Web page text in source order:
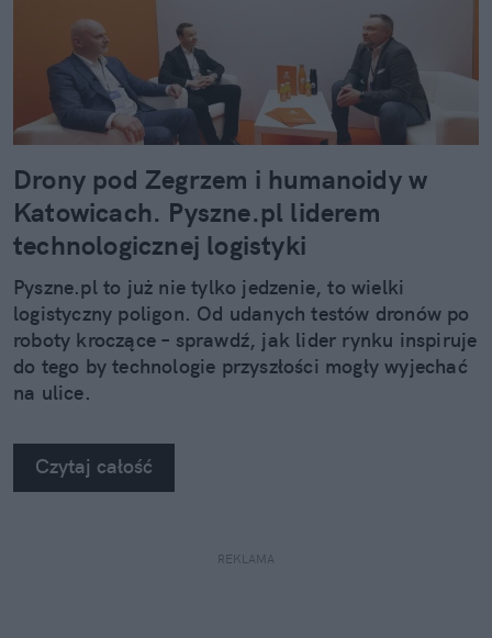
Drony pod Zegrzem i humanoidy w
Katowicach. Pyszne.pl liderem
technologicznej logistyki
Pyszne.pl to już nie tylko jedzenie, to wielki
logistyczny poligon. Od udanych testów dronów po
roboty kroczące – sprawdź, jak lider rynku inspiruje
do tego by technologie przyszłości mogły wyjechać
na ulice.
Czytaj całość
REKLAMA